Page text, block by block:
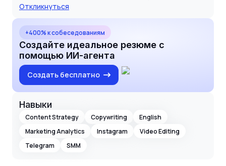
Откликнуться
+400% к собеседованиям
Создайте идеальное резюме с
помощью ИИ-агента
Создать бесплатно
Навыки
Content Strategy Copywriting
English
Marketing Analytics
Instagram
Video Editing
Telegram
SMM